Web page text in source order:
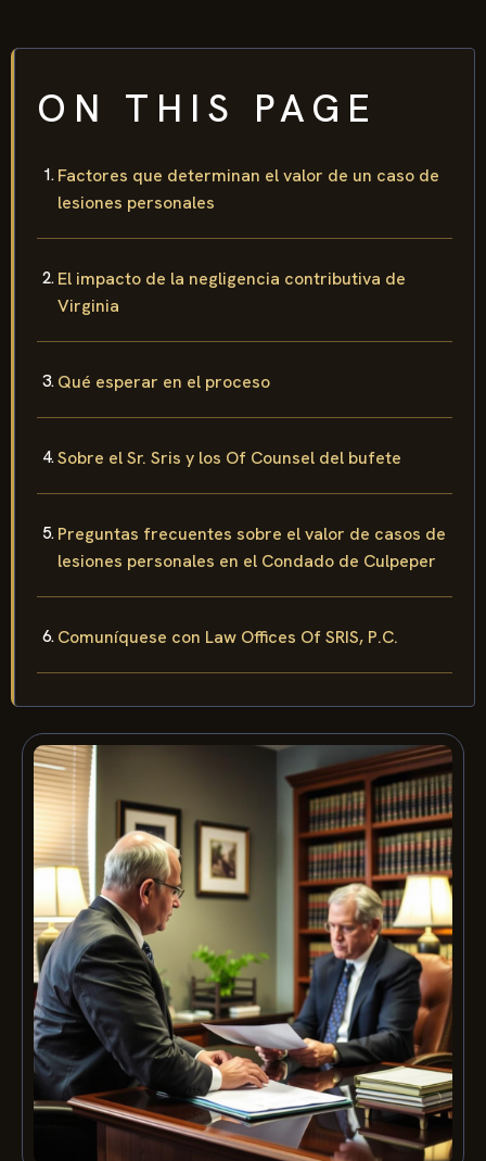
ON THIS PAGE
Factores que determinan el valor de un caso de
lesiones personales
El impacto de la negligencia contributiva de
Virginia
Qué esperar en el proceso
Sobre el Sr. Sris y los Of Counsel del bufete
Preguntas frecuentes sobre el valor de casos de
lesiones personales en el Condado de Culpeper
Comuníquese con Law Offices Of SRIS, P.C.